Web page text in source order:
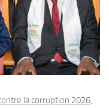
la corruption 2026,